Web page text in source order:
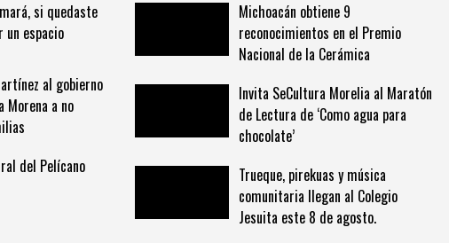
si quedaste
un espacio
al gobierno
Morena a no
del Pelícano
Michoacán obtiene 9
reconocimientos en el Premio
Nacional de la Cerámica
Invita SeCultura Morelia al Maratón
de Lectura de ‘Como agua para
chocolate’
Trueque, pirekuas y música
comunitaria llegan al Colegio
Jesuita este 8 de agosto.